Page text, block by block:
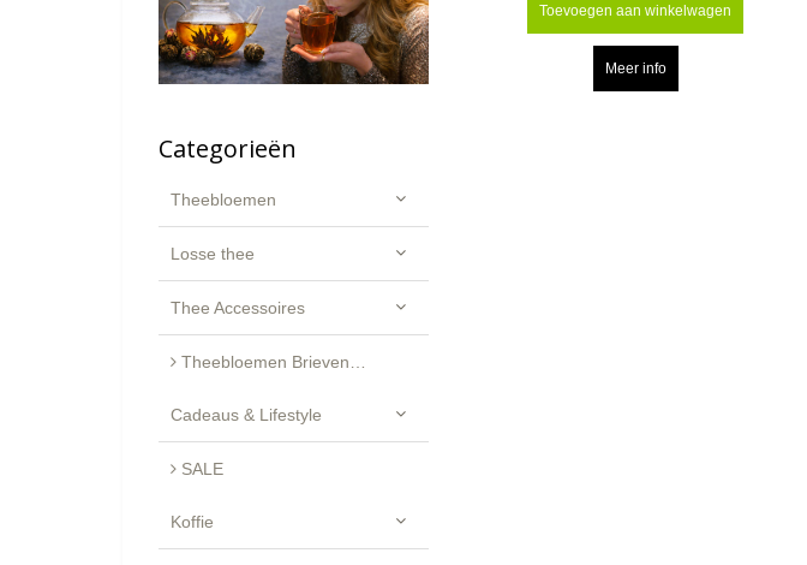
Categorieën
Theebloemen
Losse thee
Thee Accessoires
Theebloemen Brievenbus Cadeau - Luxe Geschenkset
Cadeaus & Lifestyle
SALE
Koffie
Toevoegen aan winkelwagen
Meer info